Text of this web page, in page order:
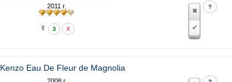
2011 г.
♀ 3 X
?
Kenzo Eau De Fleur de Magnolia